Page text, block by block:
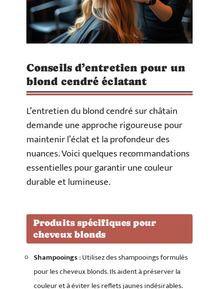
Conseils d’entretien pour un
blond cendré éclatant
L’entretien du blond cendré sur châtain
demande une approche rigoureuse pour
maintenir l’éclat et la profondeur des
nuances. Voici quelques recommandations
essentielles pour garantir une couleur
durable et lumineuse.
Produits spécifiques pour
cheveux blonds
Shampooings: Utilisez des shampooings formulés
pour les cheveux blonds. Ils aident à préserver la
couleur et à éviter les reflets jaunes indésirables.